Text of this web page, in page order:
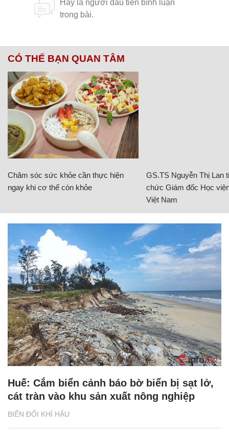
CÓ THỂ BẠN QUAN TÂM
Chăm sóc sức khỏe cần thực hiện
ngay khi cơ thể còn khỏe
GS.TS Nguyễn Thị Lan
chức Giám đốc Học
Việt Nam
BIẾN ĐỔI KHÍ HẬU
Huế: Cắm biển cảnh báo bờ biển bị sạt lở,
cát tràn vào khu sản xuất nông nghiệp